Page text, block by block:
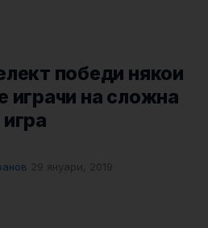
победи някои
играчи на сложна
29 януари, 2019